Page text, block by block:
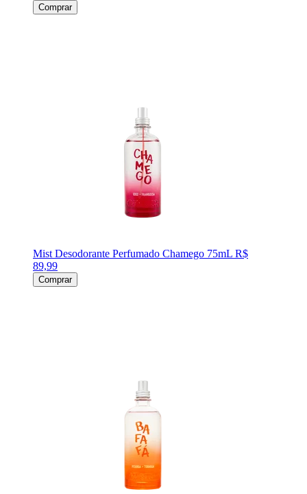
Comprar
Mist Desodorante Perfumado Chamego 75mL R$
89,99
Comprar